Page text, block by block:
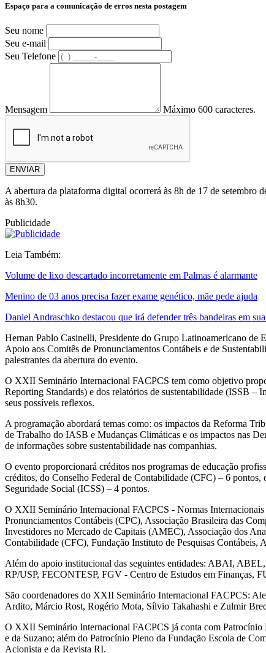
Espaço para a comunicação de erros nesta postagem
Seu nome
Seu e-mail
Seu Telefone
Mensagem Máximo 600 caracteres.
ENVIAR
A abertura da plataforma digital ocorrerá às 8h de 17 de
às 8h30.
Publicidade
Leia Também:
Volume de lixo descartado incorretamente em Palmas é alarmante
Menino de 03 anos precisa fazer exame genético, mãe pede ajuda
Daniel Andraschko destacou que irá defender três bandeiras em
Hernan Pablo Casinelli, Presidente do Grupo Latinoamericano de
Apoio aos Comitês de Pronunciamentos Contábeis e de
palestrantes da abertura do evento.
O XXII Seminário Internacional FACPCS tem como objetivo
Reporting Standards) e dos relatórios de sustentabilidade (ISSB –
seus possíveis reflexos.
A programação abordará temas como: os impactos da Reforma
de Trabalho do IASB e Mudanças Climáticas e os impactos nas
de informações sobre sustentabilidade nas companhias.
O evento proporcionará créditos nos programas de educação
créditos, do Conselho Federal de Contabilidade (CFC) – 6
Seguridade Social (ICSS) – 4 pontos.
O XXII Seminário Internacional FACPCS - Normas
Pronunciamentos Contábeis (CPC), Associação Brasileira das
Investidores no Mercado de Capitais (AMEC), Associação dos
Contabilidade (CFC), Fundação Instituto de Pesquisas
Além do apoio institucional das seguintes entidades: ABAI,
RP/USP, FECONTESP, FGV - Centro de Estudos em
São coordenadores do XXII Seminário Internacional FACPCS:
Ardito, Márcio Rost, Rogério Mota, Sílvio Takahashi e Zulmir
O XXII Seminário Internacional FACPCS já conta com
e da Suzano; além do Patrocínio Pleno da Fundação Escola de
Acionista e da Revista RI.